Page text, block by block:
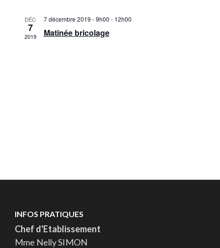
DÉC
7
2019
7 décembre 2019 - 9h00 - 12h00
Matinée bricolage
INFOS PRATIQUES
Chef d'Etablissement
Mme Nelly SIMON